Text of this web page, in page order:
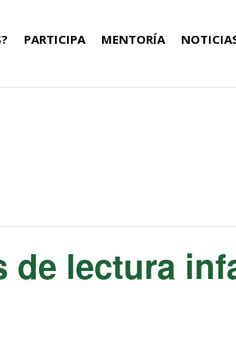
PARTICIPA MENTORÍA
de lectura